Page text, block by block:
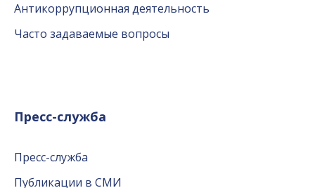
Антикоррупционная деятельность
Часто задаваемые вопросы
Пресс-служба
Пресс-служба
Публикации в СМИ